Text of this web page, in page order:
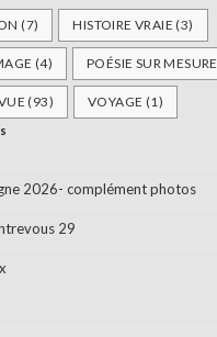
(7) HISTOIRE VRAIE (3)
(4) POÉSIE SUR MESURE
(93) VOYAGE (1)
2026- complément photos
29